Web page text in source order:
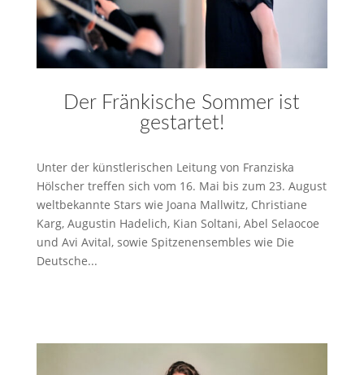
Der Fränkische Sommer ist
gestartet!
Unter der künstlerischen Leitung von Franziska
Hölscher treffen sich vom 16. Mai bis zum 23. August
weltbekannte Stars wie Joana Mallwitz, Christiane
Karg, Augustin Hadelich, Kian Soltani, Abel Selaocoe
und Avi Avital, sowie Spitzenensembles wie Die
Deutsche...